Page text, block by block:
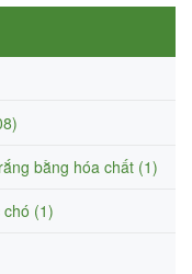
bằng hóa chất (1)
(1)